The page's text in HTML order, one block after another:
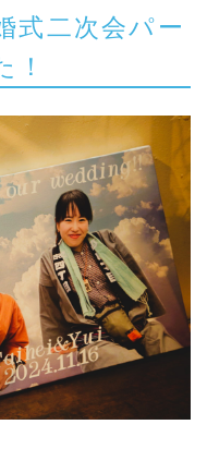
式二次会パー
！